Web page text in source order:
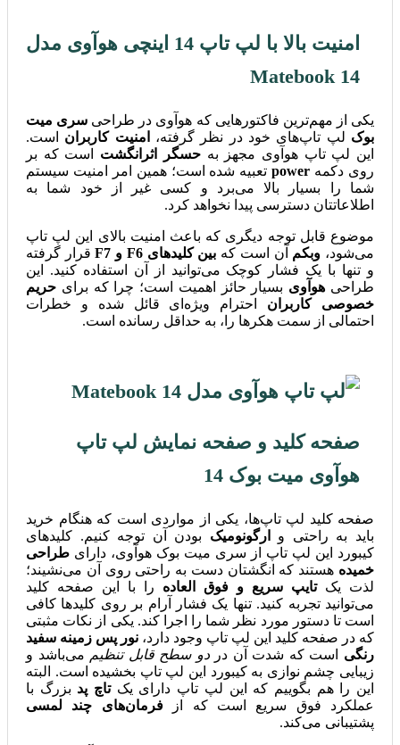
امنیت بالا با لپ تاپ 14 اینچی هوآوی مدل
Matebook 14
یکی از مهم‌ترین فاکتورهایی که هوآوی در طراحی سری میت
بوک لپ تاپ‌های خود در نظر گرفته، امنیت کاربران است.
این لپ تاپ هوآوی مجهز به حسگر اثرانگشت است که بر
روی دکمه powerتعبیه شده است؛ همین امر امنیت سیستم
شما را بسیار بالا می‌برد و کسی غیر از خود شما به
اطلاعاتتان دسترسی پیدا نخواهد کرد.
موضوع قابل توجه دیگری که باعث امنیت بالای این لپ تاپ
می‌شود، وبکم آن است که بین کلیدهای F6 و F7
قرار گرفته
و تنها با یک فشار کوچک می‌توانید از آن استفاده کنید. این
طراحی هوآوی بسیار حائز اهمیت است؛ چرا که برای حریم
خصوصی کاربران احترام ویژه‌ای قائل شده و خطرات
احتمالی از سمت هکرها را، به حداقل رسانده است.
صفحه کلید و صفحه نمایش لپ تاپ
هوآوی میت بوک 14
صفحه کلید لپ تاپ‌ها، یکی از مواردی است که هنگام خرید
باید به راحتی و
ارگونومیک بودن آن توجه کنیم. کلیدهای
کیبورد این لپ تاپ از سری میت بوک هوآوی، دارای طراحی
خمیده هستند که انگشتان دست به راحتی روی آن می‌نشیند؛
لذت یکتایپ سریع و فوق العاده را با این صفحه کلید
می‌توانید تجربه کنید. تنها یک فشار آرام بر روی کلیدها کافی
است تا دستور مورد نظر شما را اجرا کند. یکی از نکات مثبتی
که در صفحه کلید این لپ تاپ وجود دارد، نور پس زمینه سفید
رنگی است که شدت آن دردو سطح قابل تنظیم می‌باشد و
زیبایی چشم نوازی به کیبورد این لپ تاپ بخشیده است. البته
این را هم بگوییم که این لپ تاپ دارای یکتاچ پد بزرگ با
عملکرد فوق سریع است که از
فرمان‌های چند لمسی
پشتیبانی می‌کند.